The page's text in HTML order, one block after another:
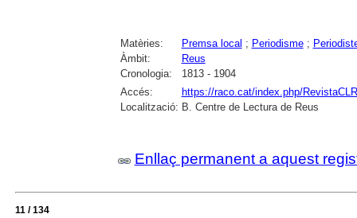
Matèries: Premsa local ; Periodisme;
Àmbit:
Reus
Cronologia:
1813 - 1904
Accés:
https://raco.cat/index.php/
Localització: B. Centre de Lectura de Reus
Enllaç permanent a aquest
11 / 134